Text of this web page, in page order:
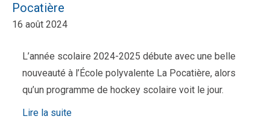
Pocatière
16 août 2024
L’année scolaire 2024-2025 débute avec une belle
nouveauté à l’École polyvalente La Pocatière, alors
qu’un programme de hockey scolaire voit le jour.
Lire la suite